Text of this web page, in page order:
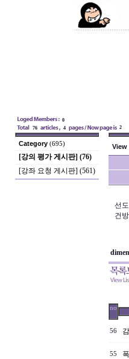
0
76
4 2
Category (695)
[강의 평가 게시판] (76)
[강좌 요청 게시판] (561)
View
선
건
no
56
55